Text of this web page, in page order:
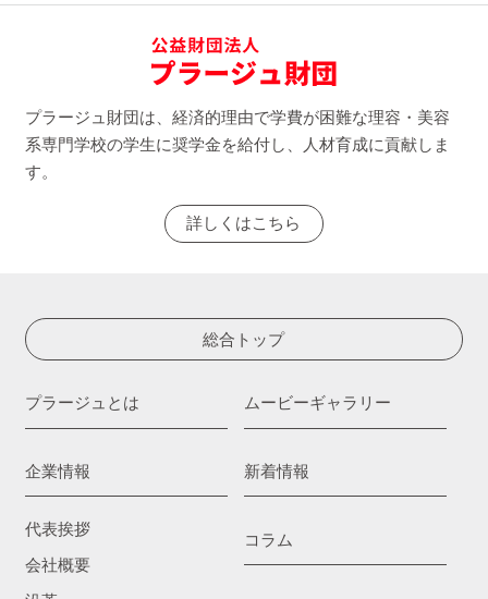
プラージュ財団は、経済的理由で学費が困難な理容・美容
系専門学校の学生に奨学金を給付し、人材育成に貢献しま
す。
詳しくはこちら
総合トップ
プラージュとは
企業情報
代表挨拶
会社概要
ムービーギャラリー
新着情報
コラム